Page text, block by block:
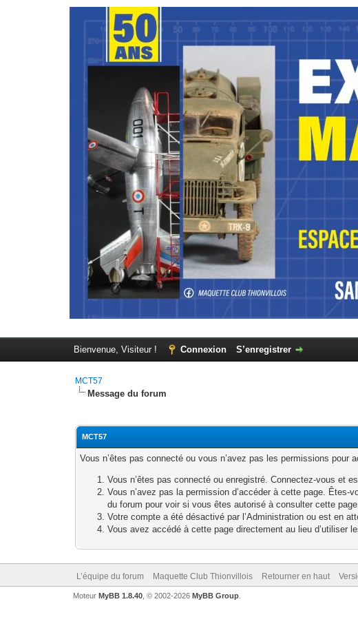
Bienvenue, Visiteur ! Connexion S’enregistrer
MCT57
Message du forum
MCT57
Vous n’êtes pas connecté ou vous n’avez pas les permissions
Vous n’êtes pas connecté ou enregistré. Connectez-vous et
Vous n’avez pas la permission d’accéder à cette page. Êtes-
du forum pour voir si vous êtes autorisé à consulter cette
Votre compte a été désactivé par l’Administration ou est en
Vous avez accédé à cette page directement au lieu d’utiliser
L’équipe du forum Maquette Club Thionvillois Retourner en haut
Moteur MyBB 1.8.40, © 2002-2026 MyBB Group.